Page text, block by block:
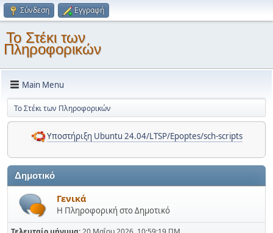
Σύνδεση Εγγραφή
Το Στέκι των
Πληροφορικών
Main Menu
Το Στέκι των Πληροφορικών
Υποστήριξη Ubuntu 24.04/LTSP/Epoptes/sch-scripts
Δημοτικό
Γενικά
Η Πληροφορική στο Δημοτικό